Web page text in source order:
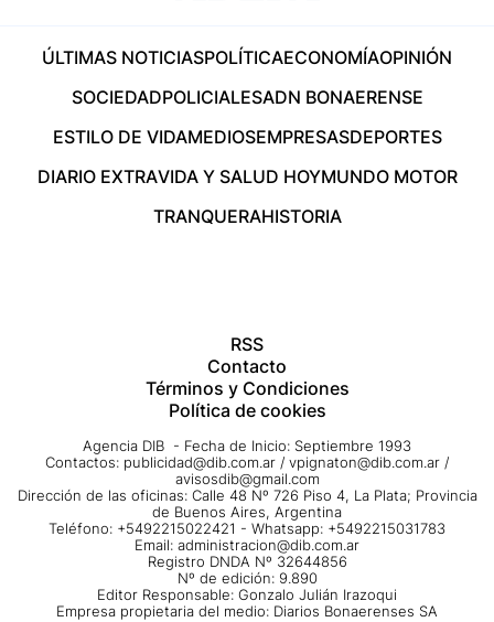
ÚLTIMAS NOTICIASPOLÍTICAECONOMÍAOPINIÓN
SOCIEDADPOLICIALESADN BONAERENSE
ESTILO DE VIDAMEDIOSEMPRESASDEPORTES
DIARIO EXTRAVIDA Y SALUD HOYMUNDO MOTOR
TRANQUERAHISTORIA
RSS
Contacto
Términos y Condiciones
Política de cookies
Agencia DIB - Fecha de Inicio: Septiembre 1993
Contactos: publicidad@dib.com.ar / vpignaton@dib.com.ar /
avisosdib@gmail.com
Dirección de las oficinas: Calle 48 Nº 726 Piso 4, La Plata; Provincia
de Buenos Aires, Argentina
Teléfono: +5492215022421 - Whatsapp: +5492215031783
Email: administracion@dib.com.ar
Registro DNDA Nº 32644856
Nº de edición: 9.890
Editor Responsable: Gonzalo Julián Irazoqui
Empresa propietaria del medio: Diarios Bonaerenses SA